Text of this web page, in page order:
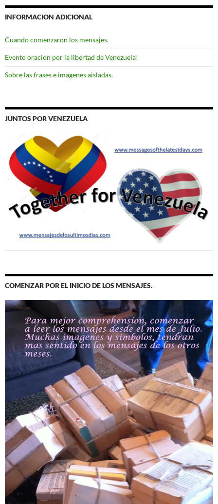
INFORMACION ADICIONAL
Cuando comenzaron los mensajes.
Evento oracion por la libertad de Venezuela!
Sobre las frases e imagenes aisladas.
JUNTOS POR VENEZUELA
COMENZAR POR EL INICIO DE LOS MENSAJES.